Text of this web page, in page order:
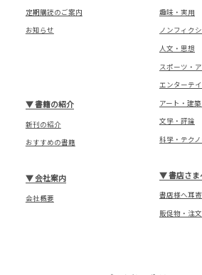
定期購読のご案内
お知らせ
趣味・実用
ノンフィク
人文・思想
スポーツ・
エンターテ
アート・建
文学・評論
科学・テク
▼書籍の紹介
新刊の紹介
おすすめの書籍
▼書店さま
書店様へ耳
販促物・注
▼会社案内
会社概要